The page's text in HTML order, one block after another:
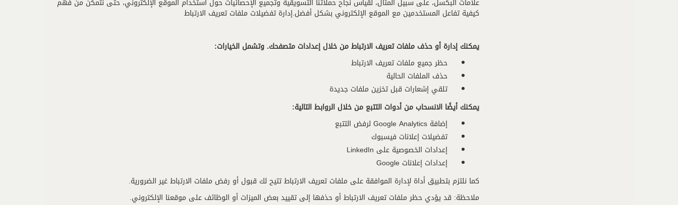
كيفية تفاعل المستخدمين مع الموقع الإلكتروني بشكل أفضل.إدارة تفضيلات ملفات تعريف الارتباط
يمكنك إدارة أو حذف ملفات تعريف الارتباط من خلال إعدادات متصفحك. وتشمل الخيارات:
حظر جميع ملفات تعريف الارتباط
حذف الملفات الحالية
تلقي إشعارات قبل تخزين ملفات جديدة
يمكنك أيضًا الانسحاب من أدوات التتبع من خلال الروابط التالية:
إضافة Google Analytics لرفض التتبع
تفضيلات إعلانات فيسبوك
إعدادات الخصوصية على LinkedIn
إعدادات إعلانات Google
كما نلتزم بتطبيق أداة لإدارة الموافقة على ملفات تعريف الارتباط تتيح لك قبول أو رفض ملفات الارتباط غير الضرورية.
ملاحظة: قد يؤدي حظر ملفات تعريف الارتباط أو حذفها إلى تقييد بعض الميزات أو الوظائف على موقعنا الإلكتروني.